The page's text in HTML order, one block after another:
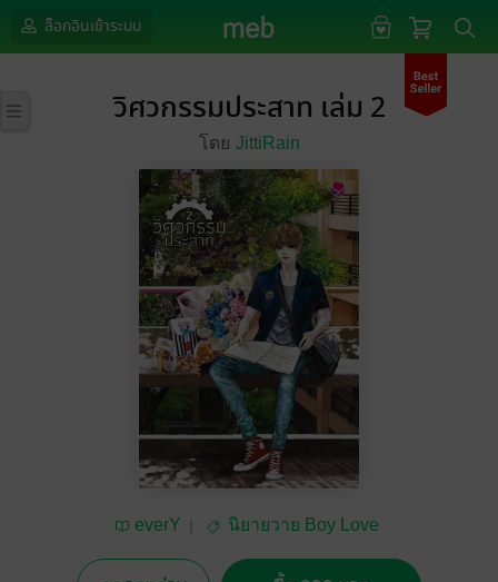
ล็อกอินเข้าระบบ
วิศวกรรมประสาท เล่ม 2
โดย JittiRain
everY
นิยายวาย Boy Love